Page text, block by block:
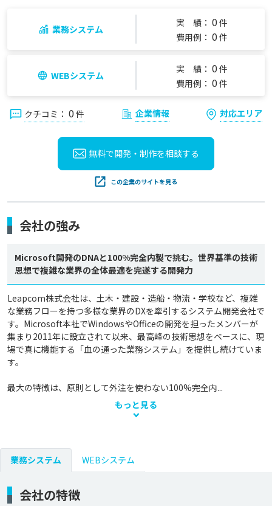
業務システム
実 績： 0 件
費用例： 0 件
WEBシステム
実 績： 0 件
費用例： 0 件
クチコミ： 0 件 企業情報 対応エリア
無料で開発・制作を相談する
この企業のサイトを見る
会社の強み
Microsoft開発のDNAと100%完全内製で挑む。世界基準の技術
思想で複雑な業界の全体最適を完遂する開発力
Leapcom株式会社は、土木・建設・造船・物流・学校など、複雑
な業務フローを持つ多様な業界のDXを牽引するシステム開発会社で
す。Microsoft本社でWindowsやOfficeの開発を担ったメンバーが
集まり2011年に設立されて以来、最高峰の技術思想をベースに、現
場で真に機能する「血の通った業務システム」を提供し続けていま
す。
最大の特徴は、原則として外注を使わない100%完全内...
もっと見る
業務システム WEBシステム
会社の特徴